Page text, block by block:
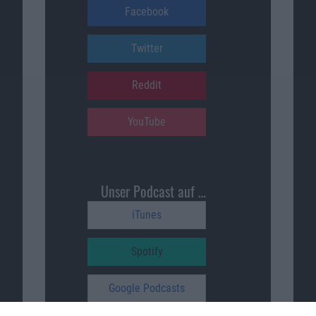
Facebook
Twitter
Reddit
YouTube
Unser Podcast auf …
iTunes
Spotify
Google Podcasts